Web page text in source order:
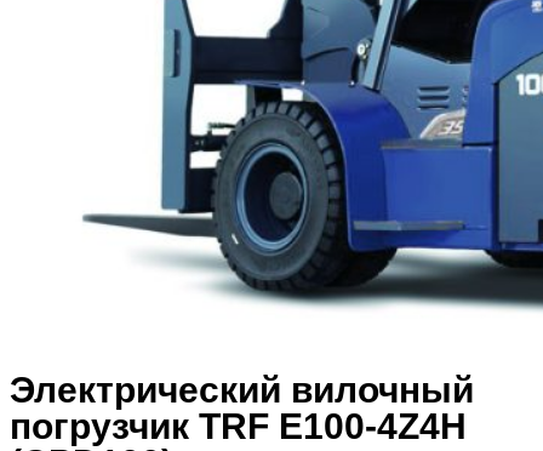
Электрический вилочный
погрузчик TRF E100-4Z4H